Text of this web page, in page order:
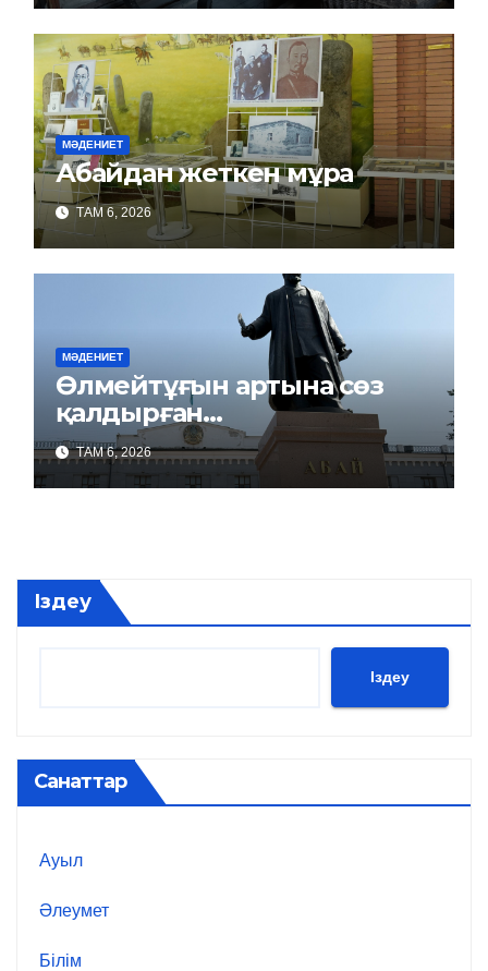
МӘДЕНИЕТ
Абайдан жеткен мұра
ТАМ 6, 2026
МӘДЕНИЕТ
Өлмейтұғын артына сөз
қалдырған…
ТАМ 6, 2026
Іздеу
Іздеу
Санаттар
Ауыл
Әлеумет
Білім